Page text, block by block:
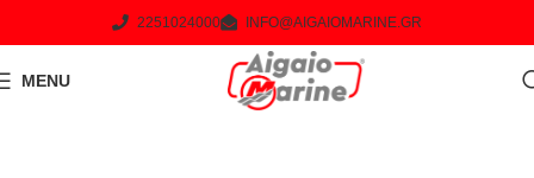
2251024000 INFO@AIGAIOMARINE.GR
MENU